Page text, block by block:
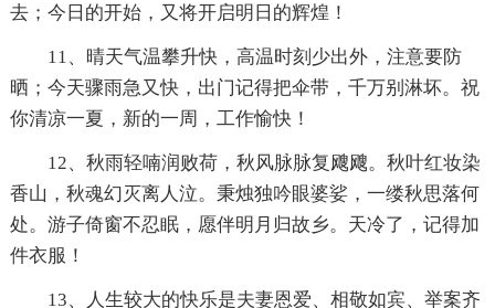
去；今日的开始，又将开启明日的辉煌！
11、晴天气温攀升快，高温时刻少出外，注意要防
晒；今天骤雨急又快，出门记得把伞带，千万别淋坏。祝
你清凉一夏，新的一周，工作愉快！
12、秋雨轻喃润败荷，秋风脉脉复飕飕。秋叶红妆染
香山，秋魂幻灭离人泣。秉烛独吟眼婆娑，一缕秋思落何
处。游子倚窗不忍眠，愿伴明月归故乡。天冷了，记得加
件衣服！
13、人生较大的快乐是夫妻恩爱、相敬如宾、举案齐